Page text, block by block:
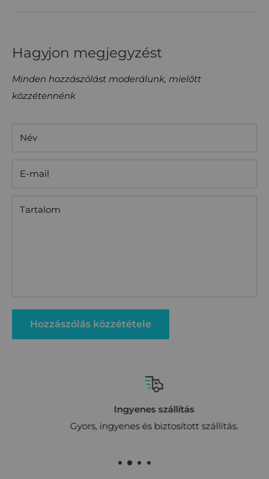
Hagyjon megjegyzést
Minden hozzászólást moderálunk, mielőtt
közzétennénk
Név
E-mail
Tartalom
Hozzászólás közzététele
Ingyenes szállítás
Gyors, ingyenes és biztosított szállítás.